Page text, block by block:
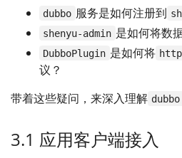
dubbo 服务是如何注册到
shenyu-admin 是如何将数
DubboPlugin 是如何将 http
议？
带着这些疑问，来深入理解 dubbo
3.1 应用客户端接入